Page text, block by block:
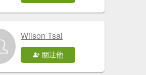
Wilson Tsai
關注他